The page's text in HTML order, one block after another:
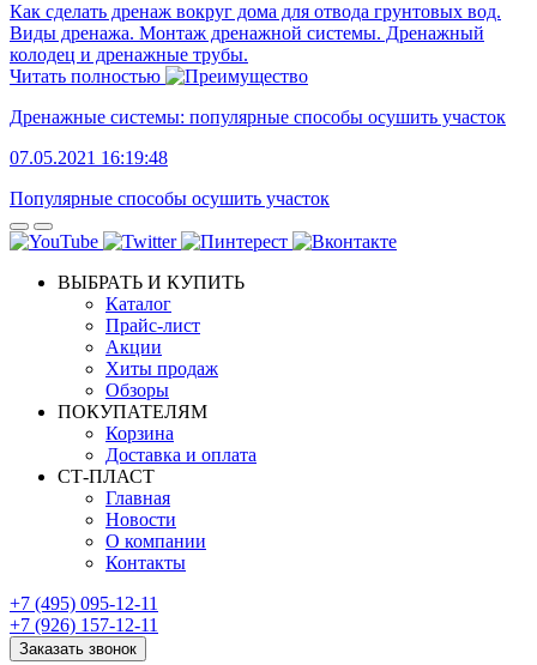
Как сделать дренаж вокруг дома для отвода грунтовых вод.
Виды дренажа. Монтаж дренажной системы. Дренажный
колодец и дренажные трубы.
Читать полностью
Дренажные системы: популярные способы осушить участок
07.05.2021 16:19:48
Популярные способы осушить участок
ВЫБРАТЬ И КУПИТЬ
Каталог
Прайс-лист
Акции
Хиты продаж
Обзоры
ПОКУПАТЕЛЯМ
Корзина
Доставка и оплата
СТ-ПЛАСТ
Главная
Новости
О компании
Контакты
+7 (495) 095-12-11
+7 (926) 157-12-11
Заказать звонок